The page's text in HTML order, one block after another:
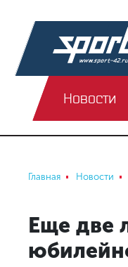
Новости
Главная Новости
Еще две